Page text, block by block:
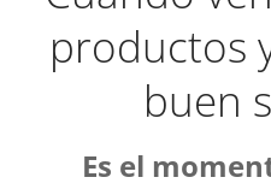
productos
buen
Es el